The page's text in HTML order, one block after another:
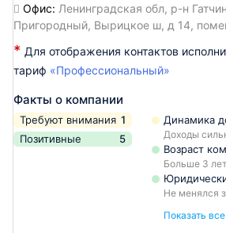
Офис: Ленинградская обл, р-н
Пригородный, Вырицкое ш, д 14,
* Для отображения контактов
тариф «Профессиональный»
Факты о компании
Требуют внимания 1
Позитивные
5
Динамика
Доходы
Возраст
Больше 3 лет
Не менялся
Показать все